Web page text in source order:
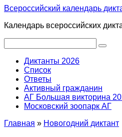
Перейти
контенту
Всероссийский календарь
Календарь всероссийских
Диктанты 2026
Список
Ответы
Активный гражданин
АГ Большая викторина
Московский зоопарк АГ
Главная » Новогодний диктант